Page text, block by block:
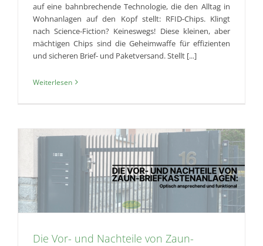
auf eine bahnbrechende Technologie, die den Alltag in
Wohnanlagen auf den Kopf stellt: RFID-Chips. Klingt
nach Science-Fiction? Keineswegs! Diese kleinen, aber
mächtigen Chips sind die Geheimwaffe für effizienten
und sicheren Brief- und Paketversand. Stellt [...]
Weiterlesen
Die Vor- und Nachteile von Zaun-